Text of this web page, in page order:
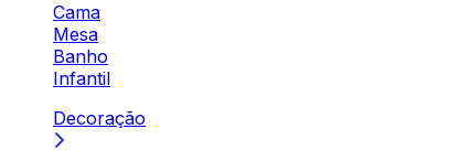
Cama
Mesa
Banho
Infantil
Decoração